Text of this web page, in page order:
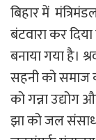
बिहार में
बंटवारा कर
बनाया गया है।
सहनी को समाज
को गन्ना उद्योग
झा को जल